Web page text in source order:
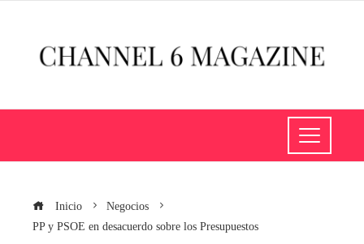
Inicio
Negocios
PP y PSOE en desacuerdo sobre los Presupuestos